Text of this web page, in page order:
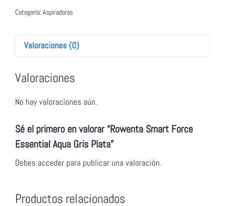
Categoría: Aspiradoras
Valoraciones (0)
Valoraciones
No hay valoraciones aún.
Sé el primero en valorar “Rowenta Smart Force
Essential Aqua Gris Plata”
Debes acceder para publicar una valoración.
Productos relacionados